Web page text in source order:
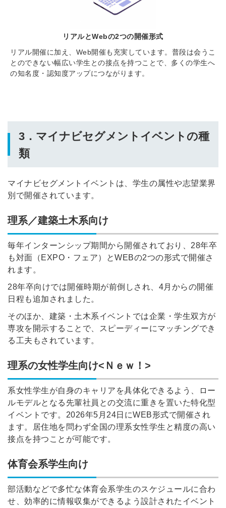
リアルとWebの2つの開催形式
リアル開催に加え、Web開催も充実しています。普段は会うこ
とのできない幅広い学生との接点を持つことで、多くの学生へ
の知名度・認知度アップにつながります。
3．マイナビセグメントイベントの種
類
マイナビセグメントイベントは、学生の属性や志望業界
別で開催されています。
理系／建築土木系向け
毎年インターンシップ期間から開催されており、28年卒
も対面（EXPO・フェア）とWEBの2つの形式で開催さ
れます。
28年卒向けでは開催時期が前倒しされ、4月からの開催
日程も追加されました。
そのほか、建築・土木系イベントでは企業・学生双方が
専攻を開示することで、スピーディーにマッチングでき
る工夫もされています。
理系の女性学生向け<Ｎｅｗ！>
系女性学生が自身のキャリアを具体化できるよう、ロー
ルモデルとなる先輩社員との交流に重きを置いた特化型
イベントです。2026年5月24日にWEB形式で開催され
ます。居住地を問わず全国の理系女性学生と精度の高い
接点を持つことが可能です。
体育会系学生向け
部活動などで多忙な体育会系学生のスケジュールに合わ
せ、効率的に情報収集ができるよう設計されたイベント